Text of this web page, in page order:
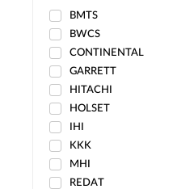
BMTS
BWCS
CONTINENTAL
GARRETT
HITACHI
HOLSET
IHI
KKK
MHI
REDAT